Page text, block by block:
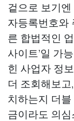
겉으로 보기
자등록번호와
른 합법적인
사이트’일 가
힌 사업자 정
더 조회해보고,
치하는지 더
금이라도 의